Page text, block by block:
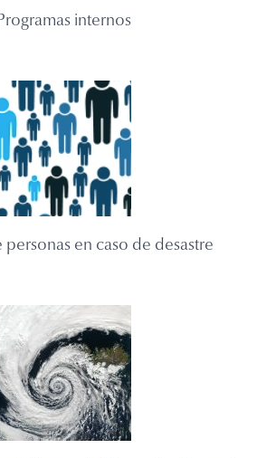
internos
personas en caso de desastre